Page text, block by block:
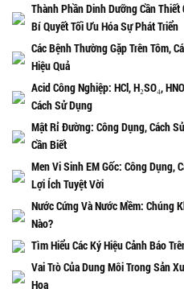
Thành Phần Dinh Dưỡng Cần Thiết
Bí Quyết Tối Ưu Hóa Sự Phát Triển
Các Bệnh Thường Gặp Trên Tôm,
Hiệu Quả
Acid Công Nghiệp: HCl, H₂SO₄,
Cách Sử Dụng
Mật Rỉ Đường: Công Dụng, Cách
Cần Biết
Men Vi Sinh EM Gốc: Công Dụng,
Lợi Ích Tuyệt Vời
Nước Cứng Và Nước Mềm: Chúng
Nào?
Tìm Hiểu Các Ký Hiệu Cảnh Báo
Vai Trò Của Dung Môi Trong Sản
Hoa